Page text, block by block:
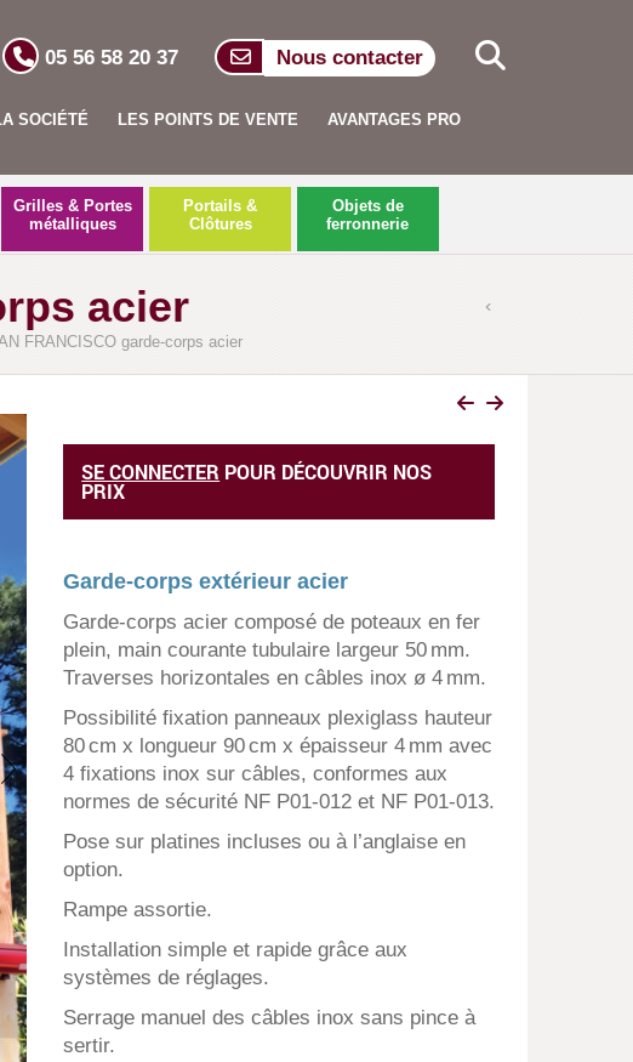
05 56 58 20 37 Nous contacter
AVANTAGES PRO
LES POINTS DE VENTE
SOCIÉTÉ
Grilles & Portes
métalliques
Portails &
Clôtures
Objets de
ferronnerie
acier
FRANCISCO garde-corps acier
SE CONNECTER POUR DÉCOUVRIR NOS
PRIX
Garde-corps extérieur acier
Garde-corps acier composé de poteaux en fer
plein, main courante tubulaire largeur 50 mm.
Traverses horizontales en câbles inox ø 4 mm.
Possibilité fixation panneaux plexiglass hauteur
80 cm x longueur 90 cm x épaisseur 4 mm avec
4 fixations inox sur câbles, conformes aux
normes de sécurité NF P01-012 et NF P01-013.
Pose sur platines incluses ou à l’anglaise en
option.
Rampe assortie.
Installation simple et rapide grâce aux
systèmes de réglages.
Serrage manuel des câbles inox sans pince à
sertir.